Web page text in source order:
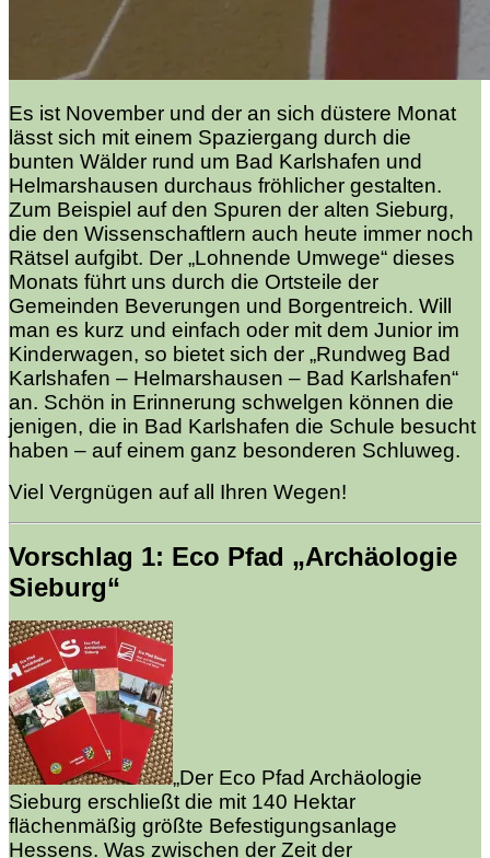
Es ist November und der an sich düstere Monat
lässt sich mit einem Spaziergang durch die
bunten Wälder rund um Bad Karlshafen und
Helmarshausen durchaus fröhlicher gestalten.
Zum Beispiel auf den Spuren der alten Sieburg,
die den Wissenschaftlern auch heute immer noch
Rätsel aufgibt. Der „Lohnende Umwege“ dieses
Monats führt uns durch die Ortsteile der
Gemeinden Beverungen und Borgentreich. Will
man es kurz und einfach oder mit dem Junior im
Kinderwagen, so bietet sich der „Rundweg Bad
Karlshafen – Helmarshausen – Bad Karlshafen“
an. Schön in Erinnerung schwelgen können die
jenigen, die in Bad Karlshafen die Schule besucht
haben – auf einem ganz besonderen Schluweg.
Viel Vergnügen auf all Ihren Wegen!
Vorschlag 1: Eco Pfad „Archäologie
Sieburg“
„Der Eco Pfad Archäologie
Sieburg erschließt die mit 140 Hektar
flächenmäßig größte Befestigungsanlage
Hessens. Was zwischen der Zeit der